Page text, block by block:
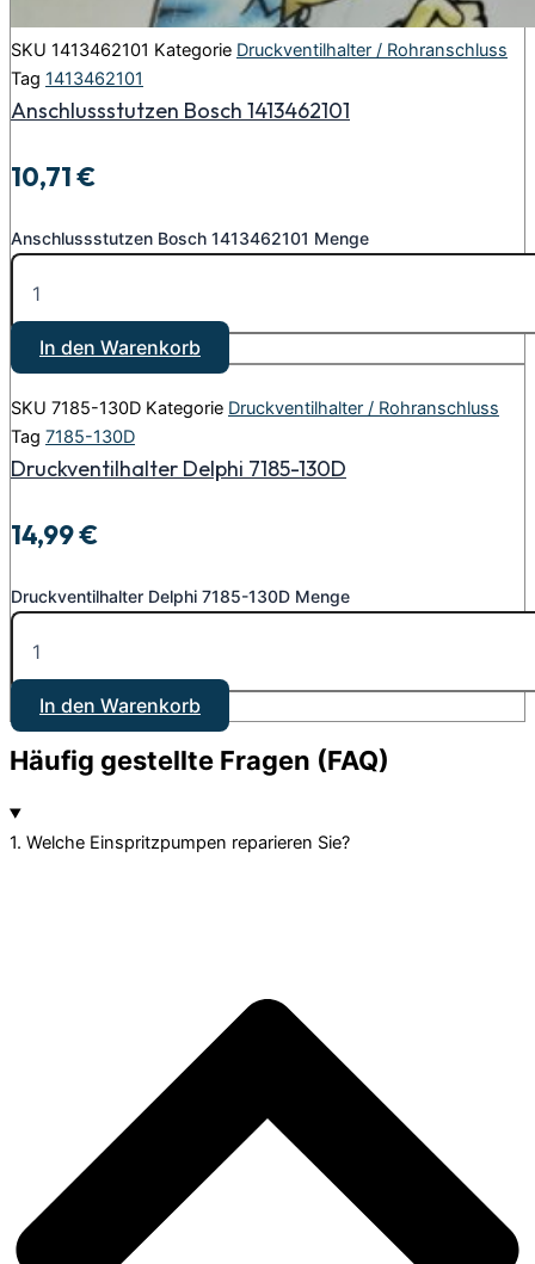
SKU 1413462101 Kategorie Druckventilhalter / Rohranschluss
Tag 1413462101
Anschlussstutzen Bosch 1413462101
10,71€
Anschlussstutzen Bosch 1413462101 Menge
In den Warenkorb
SKU 7185-130D Kategorie Druckventilhalter / Rohranschluss
Tag 7185-130D
Druckventilhalter Delphi 7185-130D
14,99€
Druckventilhalter Delphi 7185-130D Menge
In den Warenkorb
Häufig gestellte Fragen (FAQ)
1. Welche Einspritzpumpen reparieren Sie?